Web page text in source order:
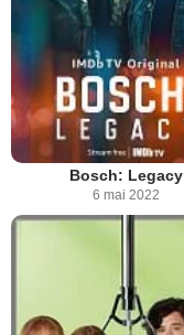
Bosch: Legacy
6 mai 2022